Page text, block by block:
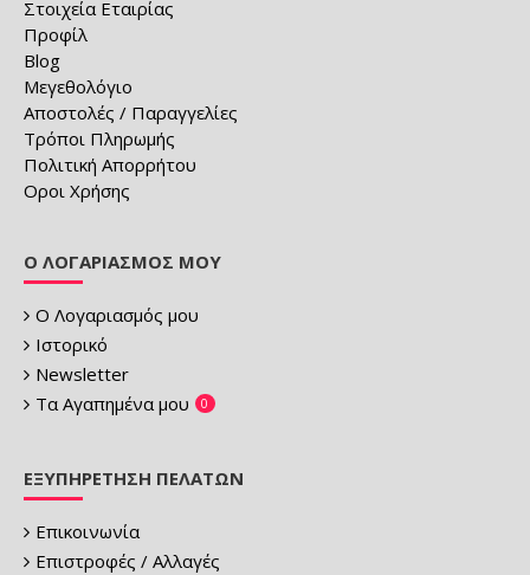
Στοιχεία Εταιρίας
Προφίλ
Blog
Μεγεθολόγιο
Αποστολές / Παραγγελίες
Τρόποι Πληρωμής
Πολιτική Απορρήτου
Οροι Χρήσης
Ο ΛΟΓΑΡΙΑΣΜΌΣ ΜΟΥ
Ο Λογαριασμός μου
Ιστορικό
Newsletter
Τα Αγαπημένα μου
0
ΕΞΥΠΗΡΈΤΗΣΗ ΠΕΛΑΤΏΝ
Επικοινωνία
Επιστροφές / Αλλαγές